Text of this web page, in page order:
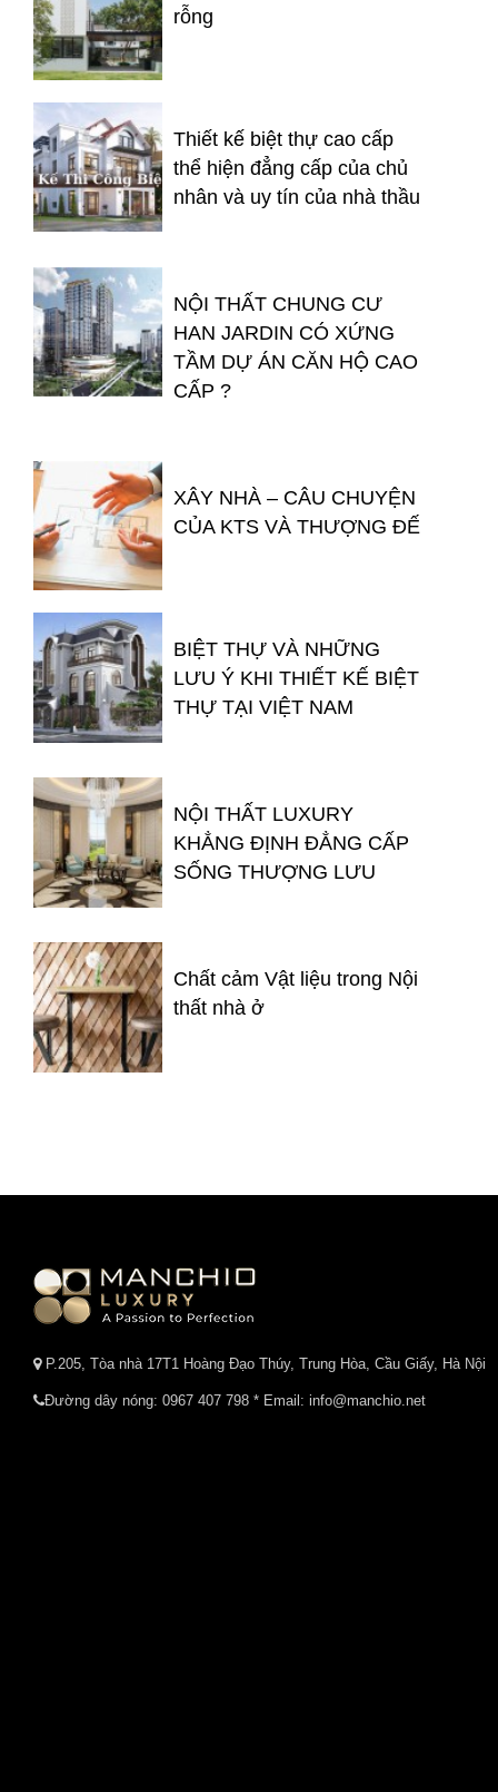
rỗng
Thiết kế biệt thự cao cấp
thể hiện đẳng cấp của chủ
nhân và uy tín của nhà thầu
NỘI THẤT CHUNG CƯ
HAN JARDIN CÓ XỨNG
TẦM DỰ ÁN CĂN HỘ CAO
CẤP ?
XÂY NHÀ – CÂU CHUYỆN
CỦA KTS VÀ THƯỢNG ĐẾ
BIỆT THỰ VÀ NHỮNG
LƯU Ý KHI THIẾT KẾ BIỆT
THỰ TẠI VIỆT NAM
NỘI THẤT LUXURY
KHẲNG ĐỊNH ĐẲNG CẤP
SỐNG THƯỢNG LƯU
Chất cảm Vật liệu trong Nội
thất nhà ở
P.205, Tòa nhà 17T1 Hoàng Đạo Thúy, Trung Hòa, Cầu Giấy, Hà Nội
Đường dây nóng: 0967 407 798 * Email: info@manchio.net